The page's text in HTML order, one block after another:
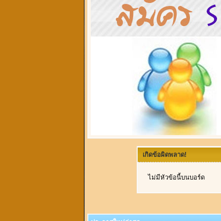
เกิดข้อผิดพลาด!
ไม่มีหัวข้อนี้บนบอร์ด